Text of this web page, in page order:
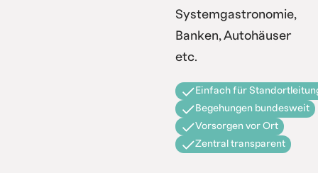
Systemgastronomie,
Banken, Autohäuser
etc.
Einfach für
Begehungen bundesweit
Vorsorgen vor Ort
Zentral transparent